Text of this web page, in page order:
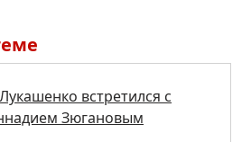
встретился с
Зюгановым